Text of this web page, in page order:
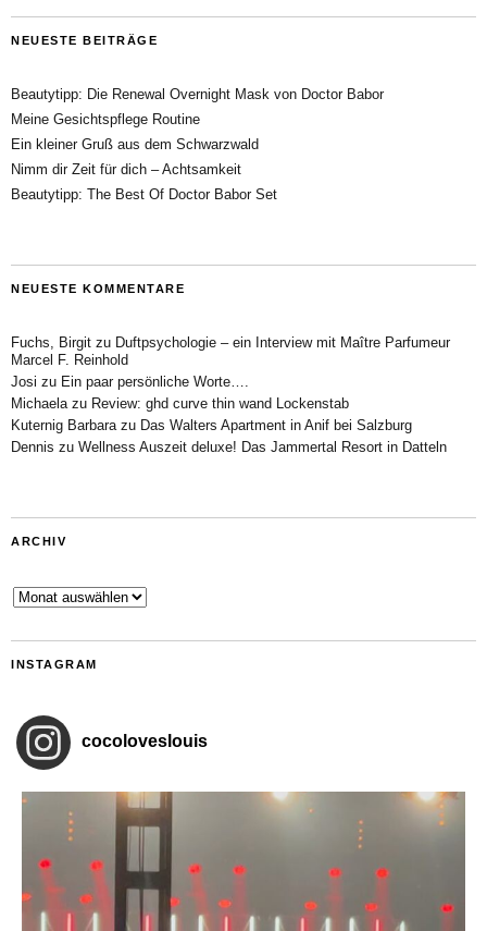
NEUESTE BEITRÄGE
Beautytipp: Die Renewal Overnight Mask von Doctor Babor
Meine Gesichtspflege Routine
Ein kleiner Gruß aus dem Schwarzwald
Nimm dir Zeit für dich – Achtsamkeit
Beautytipp: The Best Of Doctor Babor Set
NEUESTE KOMMENTARE
Fuchs, Birgit zu Duftpsychologie – ein Interview mit Maître Parfumeur
Marcel F. Reinhold
Josi zu Ein paar persönliche Worte….
Michaela zu Review: ghd curve thin wand Lockenstab
Kuternig Barbara zu Das Walters Apartment in Anif bei Salzburg
Dennis zu Wellness Auszeit deluxe! Das Jammertal Resort in Datteln
ARCHIV
Archiv
INSTAGRAM
cocoloveslouis